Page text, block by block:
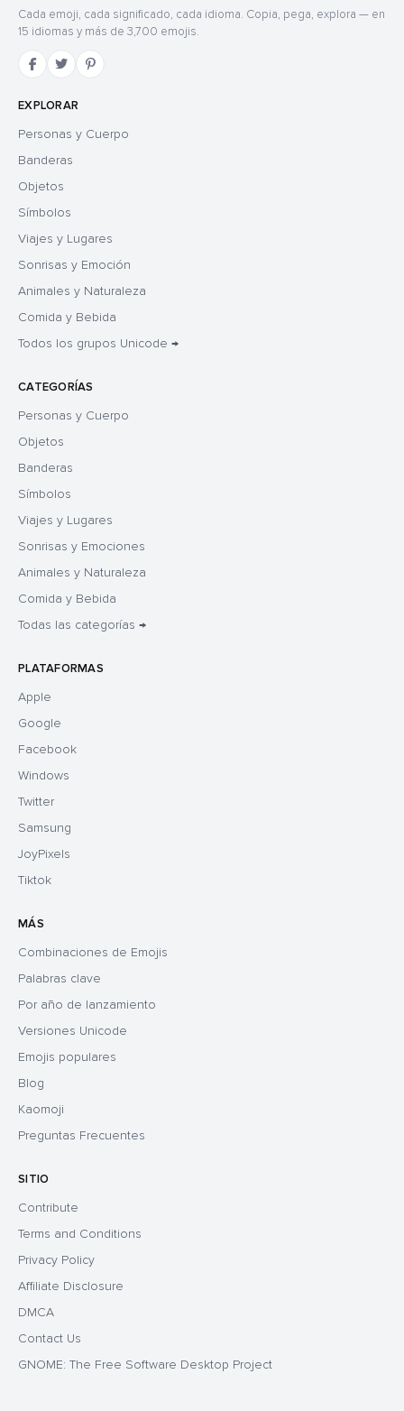
Cada emoji, cada significado, cada idioma. Copia, pega, explora — en
15 idiomas y más de 3,700 emojis.
EXPLORAR
Personas y Cuerpo
Banderas
Objetos
Símbolos
Viajes y Lugares
Sonrisas y Emoción
Animales y Naturaleza
Comida y Bebida
Todos los grupos Unicode →
CATEGORÍAS
Personas y Cuerpo
Objetos
Banderas
Símbolos
Viajes y Lugares
Sonrisas y Emociones
Animales y Naturaleza
Comida y Bebida
Todas las categorías →
PLATAFORMAS
Apple
Google
Facebook
Windows
Twitter
Samsung
JoyPixels
Tiktok
MÁS
Combinaciones de Emojis
Palabras clave
Por año de lanzamiento
Versiones Unicode
Emojis populares
Blog
Kaomoji
Preguntas Frecuentes
SITIO
Contribute
Terms and Conditions
Privacy Policy
Affiliate Disclosure
DMCA
Contact Us
GNOME: The Free Software Desktop Project